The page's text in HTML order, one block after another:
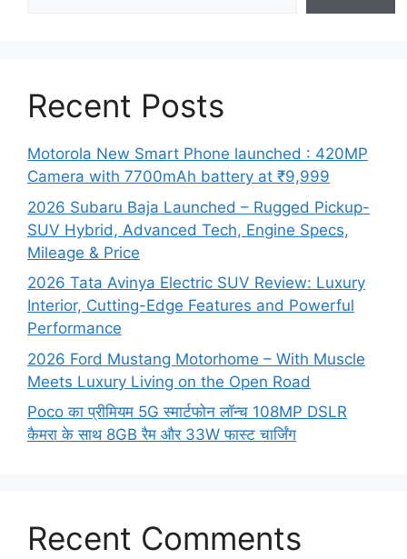
Recent Posts
Motorola New Smart Phone launched : 420MP
Camera with 7700mAh battery at ₹9,999
2026 Subaru Baja Launched – Rugged Pickup-
SUV Hybrid, Advanced Tech, Engine Specs,
Mileage & Price
2026 Tata Avinya Electric SUV Review: Luxury
Interior, Cutting-Edge Features and Powerful
Performance
2026 Ford Mustang Motorhome – With Muscle
Meets Luxury Living on the Open Road
Poco का प्रीमियम 5G स्मार्टफोन लॉन्च 108MP DSLR
कैमरा के साथ 8GB रैम और 33W फास्ट चार्जिंग
Recent Comments